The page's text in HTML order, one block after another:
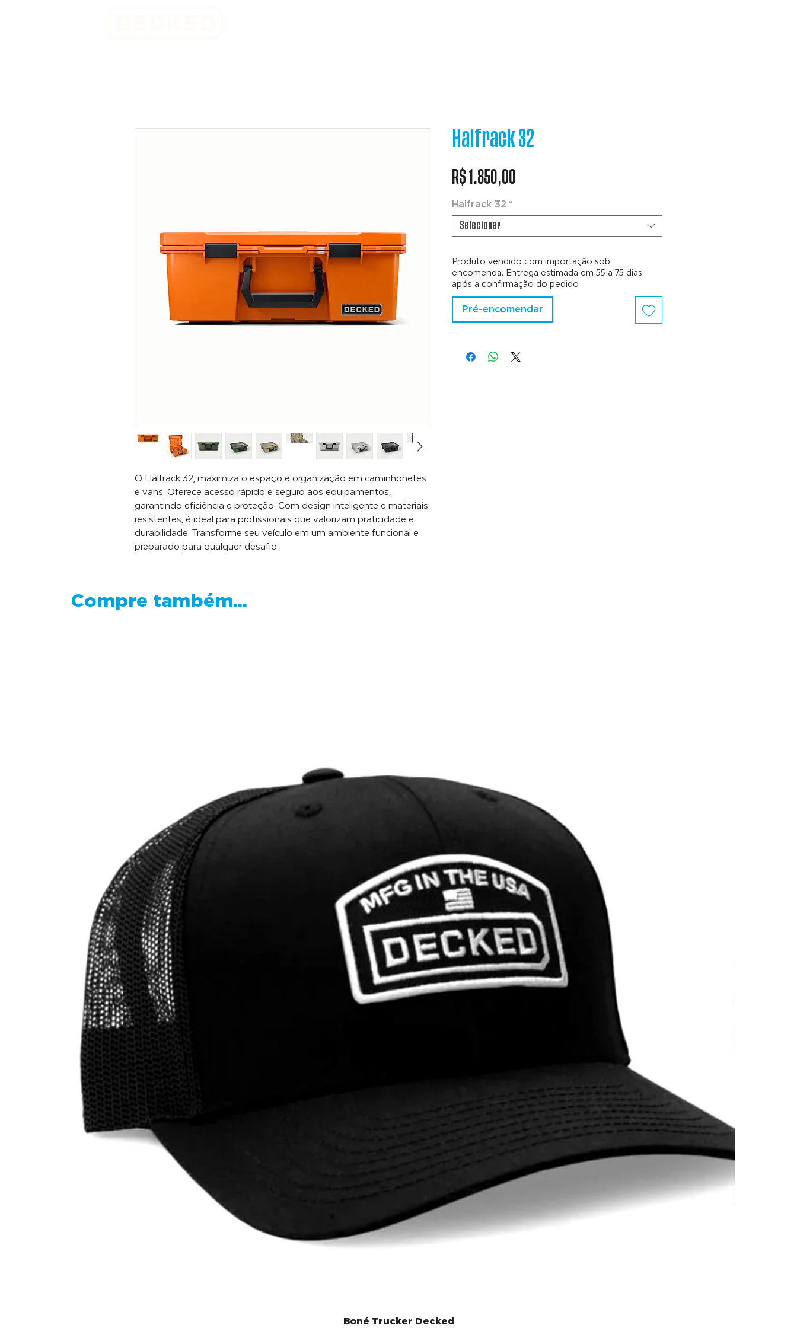
O Halfrack 32, maximiza o espaço e organização em caminhonetes
e vans. Oferece acesso rápido e seguro aos equipamentos,
garantindo eficiência e proteção. Com design inteligente e materiais
resistentes, é ideal para profissionais que valorizam praticidade e
durabilidade. Transforme seu veículo em um ambiente funcional e
preparado para qualquer desafio.
Halfrack 32
R$ 1.850,00
Halfrack 32 *
Selecionar
Produto vendido com importação sob
encomenda. Entrega estimada em 55 a 75 dias
após a confirmação do pedido
Pré-encomendar
Compre também...
Visualização rápida
Boné Trucker Decked